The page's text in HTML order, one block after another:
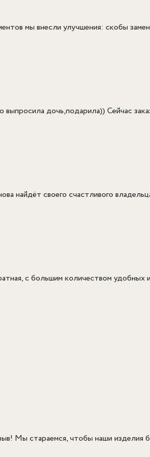
мы внесли улучшения: скобы
выпросила дочь,подарила)) Сейчас
найдёт своего счастливого
с большим количеством
Мы стараемся, чтобы наши изделия